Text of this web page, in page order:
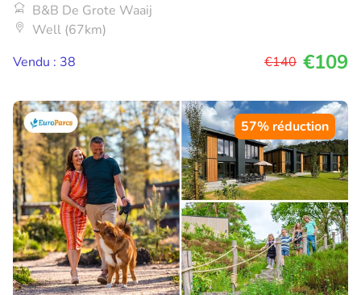
B&B De Grote Waaij
Well (67km)
Vendu : 38
€140 €109
57% réduction